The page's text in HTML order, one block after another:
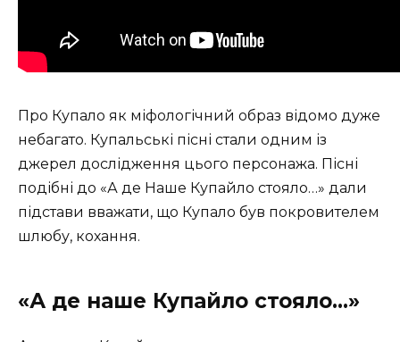
Про Купало як міфологічний образ відомо дуже
небагато. Купальські пісні стали одним із
джерел дослідження цього персонажа. Пісні
подібні до «А де Наше Купайло стояло…» дали
підстави вважати, що Купало був покровителем
шлюбу, кохання.
«А де наше Купайло стояло…»